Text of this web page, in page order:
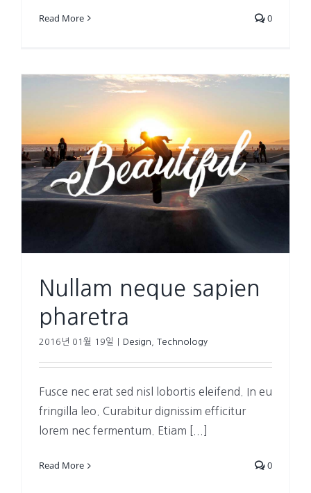
Read More 0
Nullam neque sapien
pharetra
2016년 01월 19일 Design Technology
Fusce nec erat sed nisl lobortis eleifend. In eu
fringilla leo. Curabitur dignissim efficitur
lorem nec fermentum. Etiam [...]
Read More 0